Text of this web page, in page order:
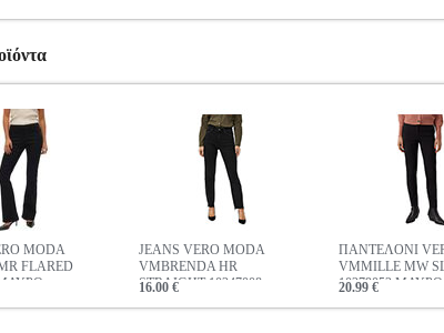
MODA
FLARED
ΜΑΥΡΟ
JEANS VERO MODA
VMBRENDA HR
STRAIGHT 10247008
16.00 €
ΠΑΝΤΕΛΟΝΙ
VMMILLE MW
10279052 ΜΑΥΡΟ
20.99 €